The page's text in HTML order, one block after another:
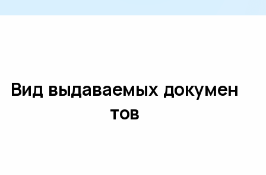
Вид выдаваемых докумен
тов